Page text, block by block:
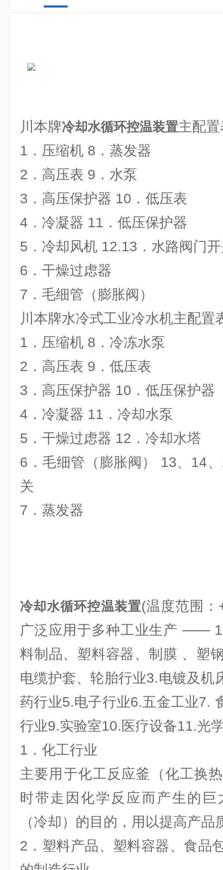
川本牌冷却水循环控温装置主配
1．压缩机 8．蒸发器
2．高压表 9．水泵
3．高压保护器 10．低压表
4．冷凝器 11．低压保护器
5．冷却风机 12.13．水路阀门
6．干燥过虑器
7．毛细管（膨胀阀）
川本牌水冷式工业冷水机主配置
1．压缩机 8．冷冻水泵
2．高压表 9．低压表
3．高压保护器 10．低压保护器
4．冷凝器 11．冷却水泵
5．干燥过虑器 12．冷却水塔
6．毛细管（膨胀阀） 13、14
关
7．蒸发器
冷却水循环控温装置(温度范围
广泛应用于多种工业生产 ——
料制品、塑料容器、制膜 、塑
电缆护套、轮胎行业3.电镀及机
药行业5.电子行业6.五金工业7.
行业9.实验室10.医疗设备11.光
1．化工行业
主要用于化工反应釜（化工换
时带走因化学反应而产生的
（冷却）的目的，用以提高产品
2．塑料产品、塑料容器、食品